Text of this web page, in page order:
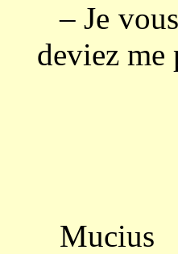
– Je
deviez me